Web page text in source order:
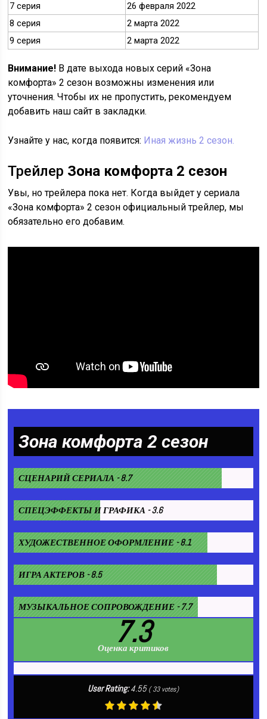
7 серия
26 февраля 2022
8 серия
2 марта 2022
9 серия
2 марта 2022
Внимание! В дате выхода новых серий «Зона
комфорта» 2 сезон возможны изменения или
уточнения. Чтобы их не пропустить, рекомендуем
добавить наш сайт в закладки.
Узнайте у нас, когда появится: Иная жизнь 2 сезон.
Трейлер Зона комфорта 2 сезон
Увы, но трейлера пока нет. Когда выйдет у сериала
«Зона комфорта» 2 сезон официальный трейлер, мы
обязательно его добавим.
Зона комфорта 2 сезон
СЦЕНАРИЙ СЕРИАЛА - 8.7
СПЕЦЭФФЕКТЫ И ГРАФИКА - 3.6
ХУДОЖЕСТВЕННОЕ ОФОРМЛЕНИЕ - 8.1
ИГРА АКТЕРОВ - 8.5
МУЗЫКАЛЬНОЕ СОПРОВОЖДЕНИЕ - 7.7
7.3
Оценка критиков
User Rating:4.55 (33votes)